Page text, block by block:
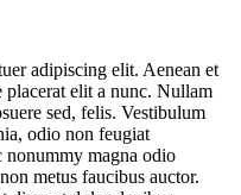
adipiscing elit. Aenean et
placerat elit a nunc. Nullam
sed, felis. Vestibulum
odio non feugiat
nonummy magna odio
metus faucibus auctor.